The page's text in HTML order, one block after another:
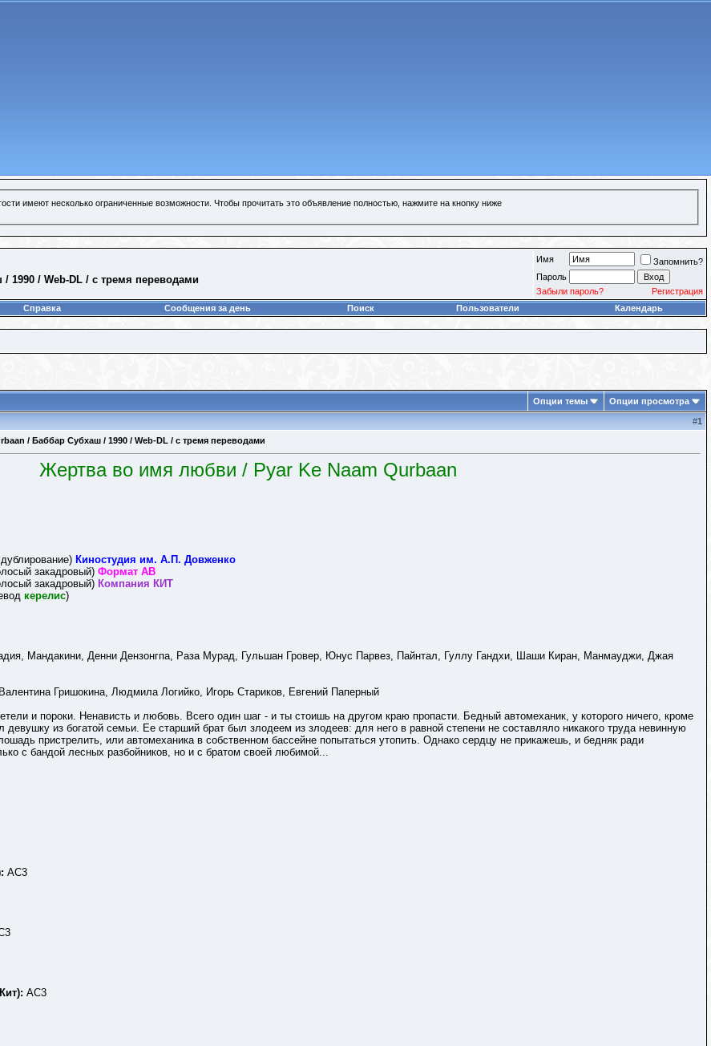
имеют несколько ограниченные возможности. Чтобы прочитать это объявление полностью, нажмите на кнопку ниже
1990 / Web-DL / с тремя переводами
Имя
Запомнить?
Пароль
Забыли пароль?
Регистрация
Справка Сообщения за день Поиск Пользователи Календарь
Опции темы Опции просмотра
#1
/ Баббар Субхаш / 1990 / Web-DL / с тремя переводами
Жертва во имя любви / Pyar Ke Naam Qurbaan
Киностудия им. А.П. Довженко
закадровый) Формат АВ
закадровый) Компания КИТ
керелис)
Мандакини, Денни Дензонгпа, Раза Мурад, Гульшан Гровер, Юнус Парвез, Пайнтал, Гуллу Гандхи, Шаши Киран, Манмауджи, Джая
Гришокина, Людмила Логийко, Игорь Стариков, Евгений Паперный
и пороки. Ненависть и любовь. Всего один шаг - и ты стоишь на другом краю пропасти. Бедный автомеханик, у которого ничего, кроме
из богатой семьи. Ее старший брат был злодеем из злодеев: для него в равной степени не составляло никакого труда невинную
пристрелить, или автомеханика в собственном бассейне попытаться утопить. Однако сердцу не прикажешь, и бедняк ради
с бандой лесных разбойников, но и с братом своей любимой...
АС3
АС3